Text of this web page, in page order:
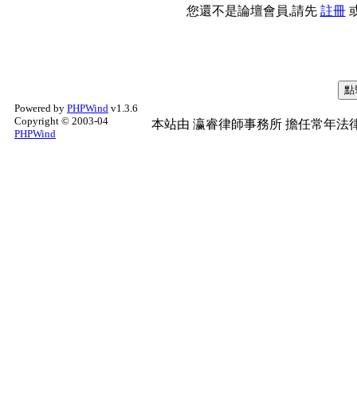
您還不是論壇會員,請先 註冊
Powered by PHPWind v1.3.6
Copyright © 2003-04
PHPWind
本站由 瀛睿律師事務所 擔任常年法